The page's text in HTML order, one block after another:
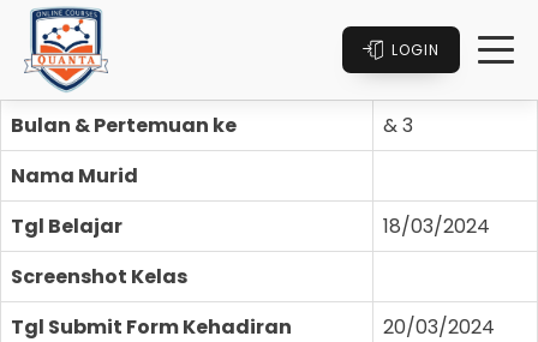
LOGIN
Bulan & Pertemuan ke
& 3
Nama Murid
Tgl Belajar
18/03/2024
Screenshot Kelas
Tgl Submit Form Kehadiran
20/03/2024